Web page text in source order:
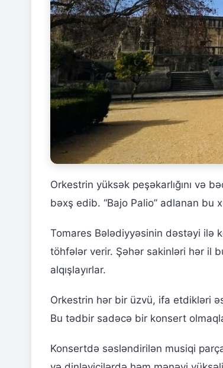
Orkestrin yüksək peşəkarlığını və
bəxş edib. “Bajo Palio” adlanan bu
Tomares Bələdiyyəsinin dəstəyi ilə
töhfələr verir. Şəhər sakinləri hər il
alqışlayırlar.
Orkestrin hər bir üzvü, ifa etdikləri
Bu tədbir sadəcə bir konsert
Konsertdə səsləndirilən musiqi